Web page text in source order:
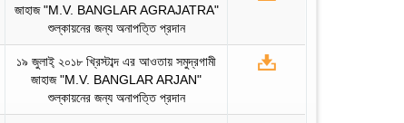
জাহাজ "M.V. BANGLAR AGRAJATRA"
শুল্কায়নের জন্য অনাপত্তি প্রদান
১৯ জুলাই্‌ ২০১৮ খ্রিস্টাব্দ এর আওতায় সমুদ্রগামী
জাহাজ "M.V. BANGLAR ARJAN"
শুল্কায়নের জন্য অনাপত্তি প্রদান